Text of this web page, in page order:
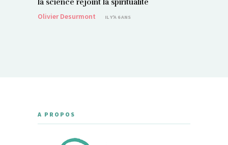
la science rejoint la spiritualité
Olivier Desurmont
IL Y'A 6 ANS
A PROPOS